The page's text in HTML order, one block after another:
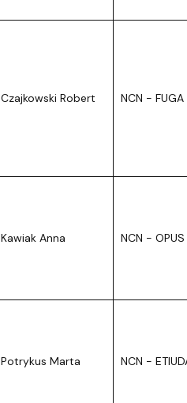
Czajkowski Robert NCN - FUGA
Kawiak Anna NCN - OPUS
Potrykus Marta NCN -